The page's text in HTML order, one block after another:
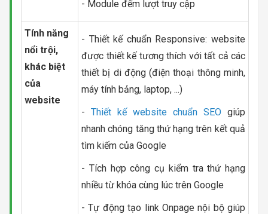
- Module đếm lượt truy cập
Tính năng
nổi trội,
khác biệt
của
website
- Thiết kế chuẩn Responsive: website
được thiết kế tương thích với tất cả các
thiết bị di động (điện thoại thông minh,
máy tính bảng, laptop, ...)
- Thiết kế website chuẩn SEO giúp
nhanh chóng tăng thứ hạng trên kết quả
tìm kiếm của Google
- Tích hợp công cụ kiểm tra thứ hạng
nhiều từ khóa cùng lúc trên Google
- Tự động tạo link Onpage nội bộ giúp